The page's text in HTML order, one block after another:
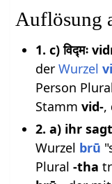
Auflösung
1. c) विद्मः
der Wurzel
Person
Stamm vid-,
2. a) ihr
Wurzel brū
Plural -tha